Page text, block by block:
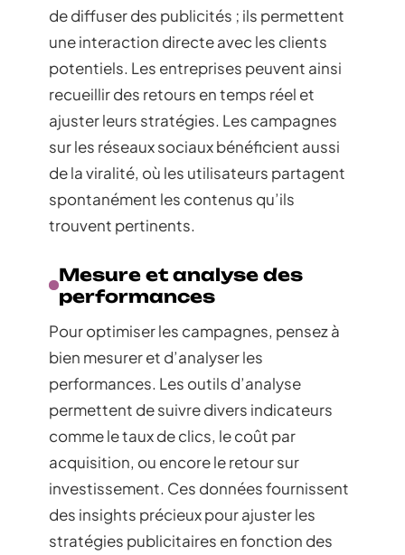
de diffuser des publicités ; ils permettent
une interaction directe avec les clients
potentiels. Les entreprises peuvent ainsi
recueillir des retours en temps réel et
ajuster leurs stratégies. Les campagnes
sur les réseaux sociaux bénéficient aussi
de la viralité, où les utilisateurs partagent
spontanément les contenus qu’ils
trouvent pertinents.
Mesure et analyse des
performances
Pour optimiser les campagnes, pensez à
bien mesurer et d’analyser les
performances. Les outils d’analyse
permettent de suivre divers indicateurs
comme le taux de clics, le coût par
acquisition, ou encore le retour sur
investissement. Ces données fournissent
des insights précieux pour ajuster les
stratégies publicitaires en fonction des